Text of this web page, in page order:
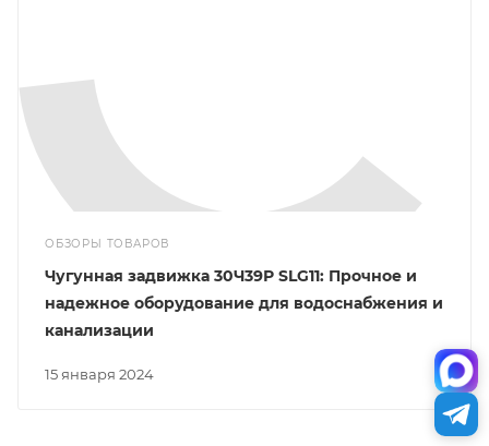
ОБЗОРЫ ТОВАРОВ
15 января 2024
Чугунная задвижка 30Ч39Р SLG11: Прочное и
надежное оборудование для водоснабжения и
канализации